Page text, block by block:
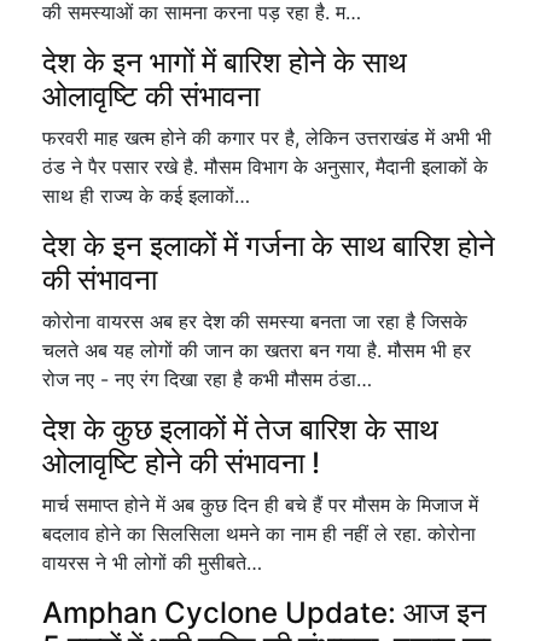
की समस्याओं का सामना करना पड़ रहा है. म…
देश के इन भागों में बारिश होने के साथ
ओलावृष्टि की संभावना
फरवरी माह खत्म होने की कगार पर है, लेकिन उत्तराखंड में अभी भी
ठंड ने पैर पसार रखे है. मौसम विभाग के अनुसार, मैदानी इलाकों के
साथ ही राज्य के कई इलाकों…
देश के इन इलाकों में गर्जना के साथ बारिश होने
की संभावना
कोरोना वायरस अब हर देश की समस्या बनता जा रहा है जिसके
चलते अब यह लोगों की जान का खतरा बन गया है. मौसम भी हर
रोज नए - नए रंग दिखा रहा है कभी मौसम ठंडा…
देश के कुछ इलाकों में तेज बारिश के साथ
ओलावृष्टि होने की संभावना !
मार्च समाप्त होने में अब कुछ दिन ही बचे हैं पर मौसम के मिजाज में
बदलाव होने का सिलसिला थमने का नाम ही नहीं ले रहा. कोरोना
वायरस ने भी लोगों की मुसीबते…
Amphan Cyclone Update: आज इन